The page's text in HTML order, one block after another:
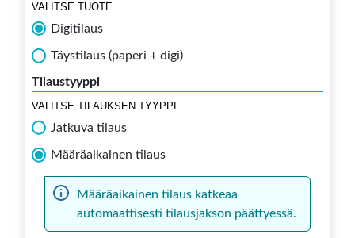
VALITSE TUOTE
Digitilaus
Täystilaus (paperi + digi)
Tilaustyyppi
VALITSE TILAUKSEN TYYPPI
Jatkuva tilaus
Määräaikainen tilaus
Määräaikainen tilaus katkeaa
automaattisesti tilausjakson päättyessä.